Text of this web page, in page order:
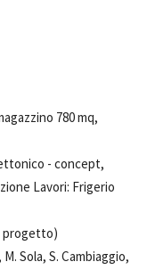
780 mq,
- concept,
Lavori: Frigerio
progetto)
Sola, S. Cambiaggio,